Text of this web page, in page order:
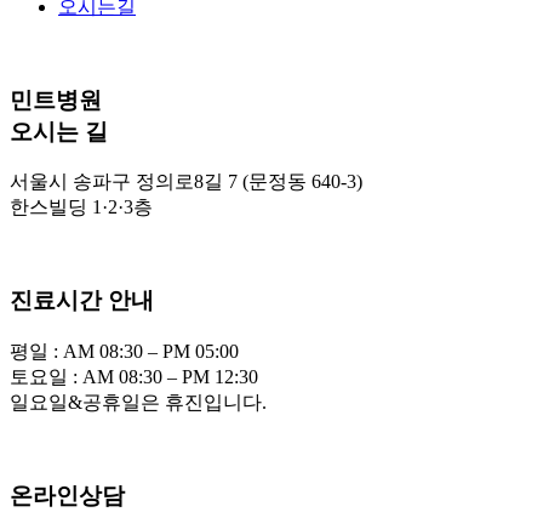
오시는길
민트병원
오시는 길
서울시 송파구 정의로8길 7 (문정동 640-3)
한스빌딩 1·2·3층
진료시간 안내
평일 : AM 08:30 – PM 05:00
토요일 : AM 08:30 – PM 12:30
일요일&공휴일은 휴진입니다.
온라인상담